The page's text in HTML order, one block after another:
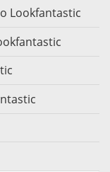
Lookfantastic